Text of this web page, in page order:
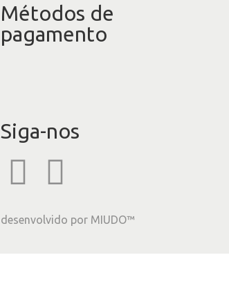
Métodos de
pagamento
Siga-nos
desenvolvido por MIUDO™